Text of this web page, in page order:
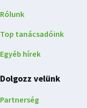
Rólunk
Top tanácsadóink
Egyéb hírek
Dolgozz velünk
Partnerség